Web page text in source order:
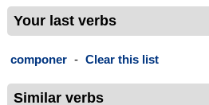
Your last verbs
componer - Clear this list
Similar verbs